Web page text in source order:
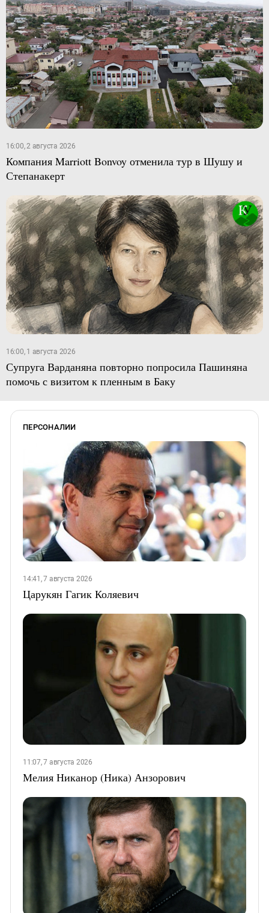
16:00, 2 августа 2026
Компания Marriott Bonvoy отменила тур в Шушу и
Степанакерт
16:00, 1 августа 2026
Супруга Варданяна повторно попросила Пашиняна
помочь с визитом к пленным в Баку
ПЕРСОНАЛИИ
14:41, 7 августа 2026
Царукян Гагик Коляевич
11:07, 7 августа 2026
Мелия Никанор (Ника) Анзорович